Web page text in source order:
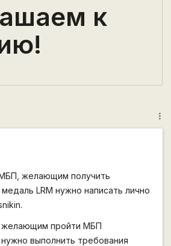
к
more_vert
желающим получить
LRM нужно написать лично
желающим пройти МБП
выполнить требования